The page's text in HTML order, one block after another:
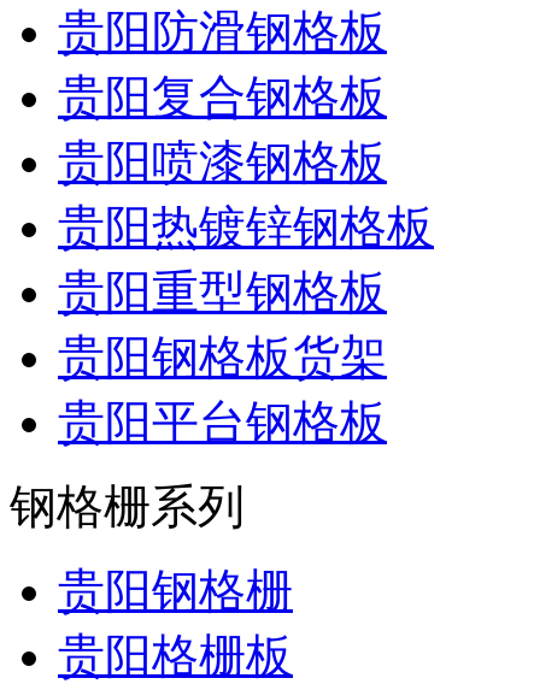
贵阳防滑钢格板
贵阳复合钢格板
贵阳喷漆钢格板
贵阳热镀锌钢格板
贵阳重型钢格板
贵阳钢格板货架
贵阳平台钢格板
钢格栅系列
贵阳钢格栅
贵阳格栅板